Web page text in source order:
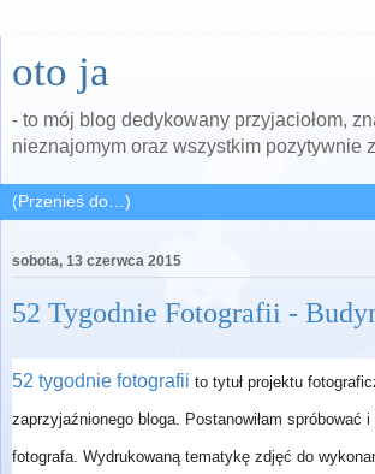
oto ja
- to mój blog dedykowany przyjaciołom,
nieznajomym oraz wszystkim pozytywnie
sobota, 13 czerwca 2015
52 Tygodnie Fotografii -
52 tygodnie fotografii to tytuł projektu
zaprzyjaźnionego bloga. Postanowiłam spróbować
fotografa. Wydrukowaną tematykę zdjęć do